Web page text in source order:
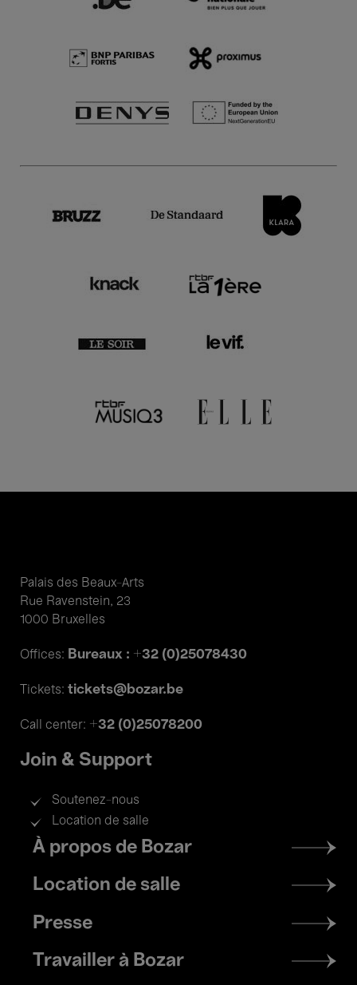
Palais des Beaux-Arts
Rue Ravenstein, 23
1000 Bruxelles
Offices: Bureaux : +32 (0)25078430
Tickets: tickets@bozar.be
Call center: +32 (0)25078200
Join & Support
Soutenez-nous
Location de salle
Footer
menu
À propos de Bozar
Location de salle
Presse
Travailler à Bozar